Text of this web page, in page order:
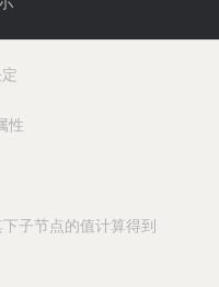
性
节点的值计算得到